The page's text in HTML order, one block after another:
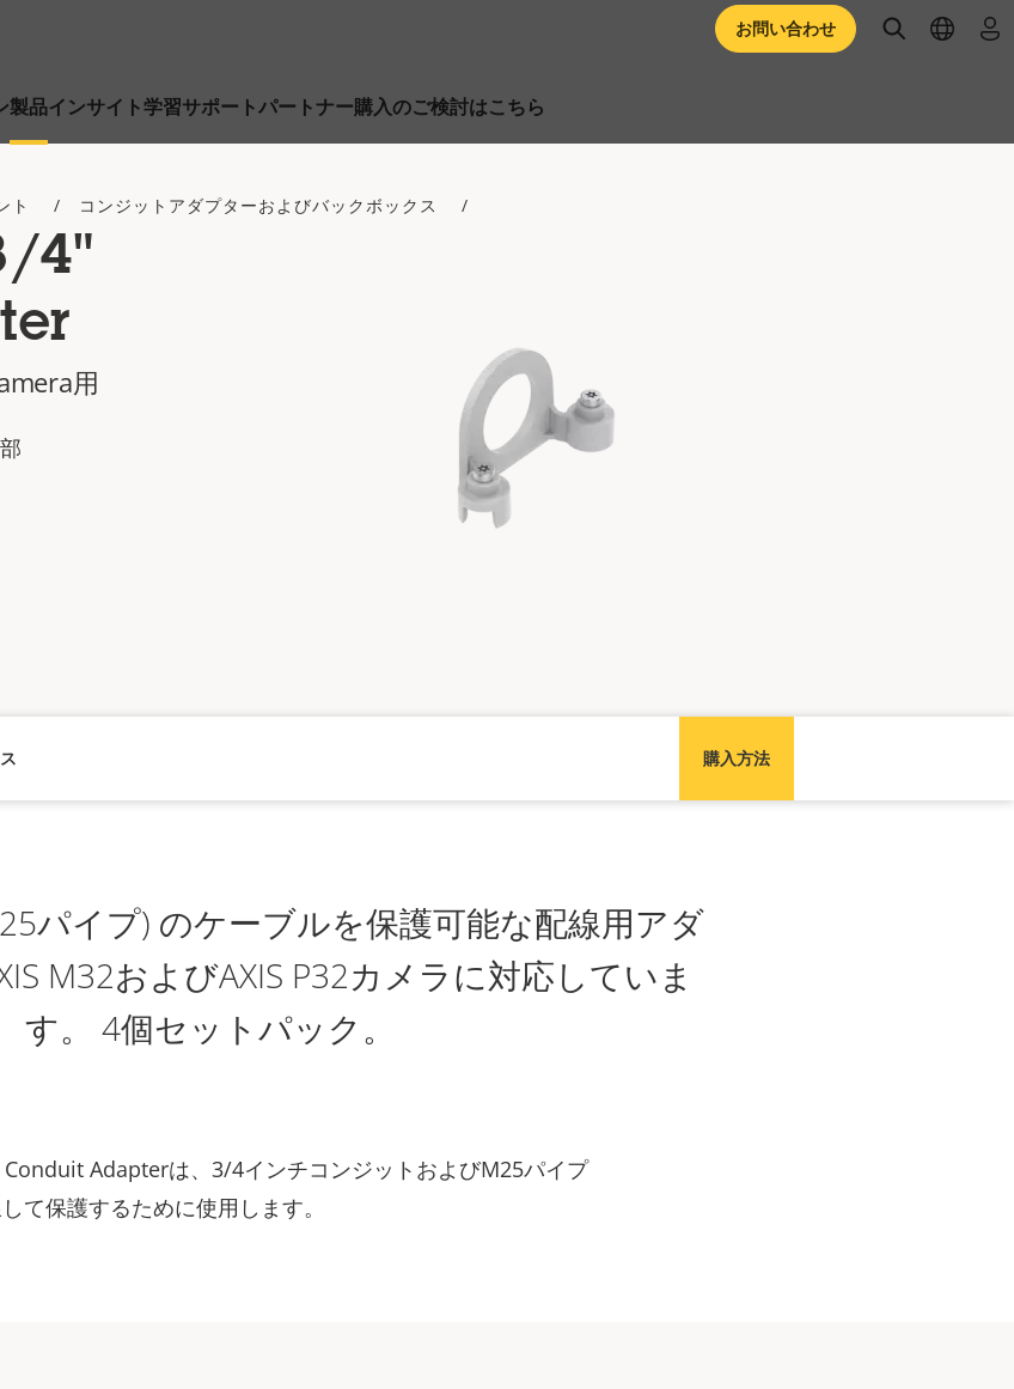
製品インサイト学習サポートパートナー購入のご検討はこちら
お問い合わせ openopen
ト コンジットアダプターおよびバックボックス
4"
用
購入方法
パイプ) のケーブルを保護可能な配線用アダ
M32およびAXIS P32カメラに対応していま
す。 4個セットパック。
Conduit Adapterは、3/4インチコンジットおよびM25パイプ
て保護するために使用します。